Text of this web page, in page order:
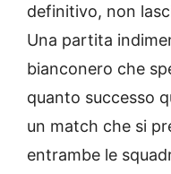
definitivo, non
Una partita
bianconero che
quanto successo
un match che si
entrambe le